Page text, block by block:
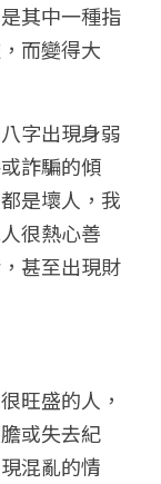
其中一種指
而變得大
字出現身弱
詐騙的傾
是壞人，我
很熱心善
甚至出現財
旺盛的人，
或失去紀
混亂的情